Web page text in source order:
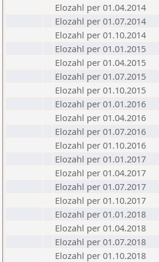
Elozahl per 01.04.2014
Elozahl per 01.07.2014
Elozahl per 01.10.2014
Elozahl per 01.01.2015
Elozahl per 01.04.2015
Elozahl per 01.07.2015
Elozahl per 01.10.2015
Elozahl per 01.01.2016
Elozahl per 01.04.2016
Elozahl per 01.07.2016
Elozahl per 01.10.2016
Elozahl per 01.01.2017
Elozahl per 01.04.2017
Elozahl per 01.07.2017
Elozahl per 01.10.2017
Elozahl per 01.01.2018
Elozahl per 01.04.2018
Elozahl per 01.07.2018
Elozahl per 01.10.2018